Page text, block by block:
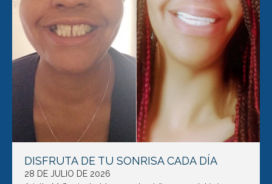
DISFRUTA DE TU SONRISA CADA DÍA
28 DE JULIO DE 2026